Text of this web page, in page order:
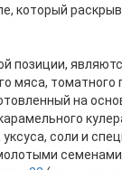
который
позиции,
мяса, томатного
на
соли и